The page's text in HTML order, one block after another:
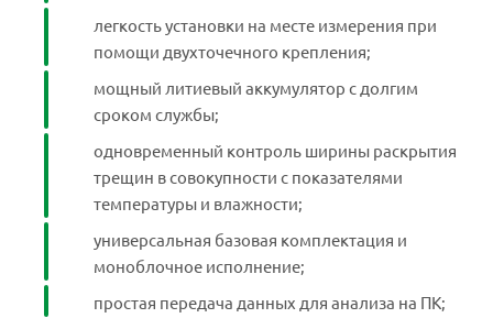
легкость установки на месте измерения при
помощи двухточечного крепления;
мощный литиевый аккумулятор с долгим
сроком службы;
одновременный контроль ширины раскрытия
трещин в совокупности с показателями
температуры и влажности;
универсальная базовая комплектация и
моноблочное исполнение;
простая передача данных для анализа на ПК;